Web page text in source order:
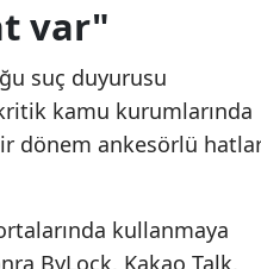
Kars
Kastamonu
Kayseri
Kırşehir
var"
suç duyurusu
kamu kurumlarında
dönem ankesörlü
kullanmaya